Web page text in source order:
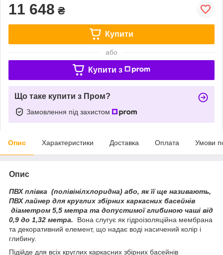
11 648 ₴
Купити
або
Купити з
Що таке купити з Пром?
Замовлення під захистом
Опис Характеристики Доставка Оплата Умови
Опис
ПВХ плівка (полівінілхлоридна) або, як її ще називають,
ПВХ лайнер для круглих збірних каркасних басейнів
діаметром 5,5 метра та допустимої глибиною чаші від
0,9 до 1,32 метра.
Вона слугує як гідроізоляційна мембрана
та декоративний елемент, що надає воді насичений колір і
глибину.
Підійде для всіх круглих каркасних збірних басейнів